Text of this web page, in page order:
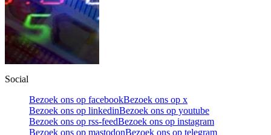
Social
Bezoek ons op facebookBezoek ons op x
Bezoek ons op linkedinBezoek ons op youtube
Bezoek ons op rss-feedBezoek ons op instagram
Bezoek ons op mastodonBezoek ons op telegram